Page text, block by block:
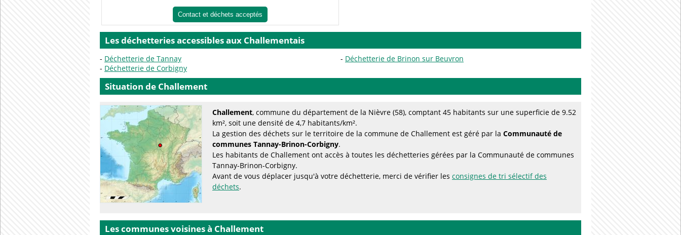
Contact et déchets acceptés
Les déchetteries accessibles aux Challementais
Déchetterie de Tannay
Déchetterie de Brinon sur Beuvron
Déchetterie de Corbigny
Situation de Challement
Challement, commune du département de la Nièvre (58), comptant 45 habitants sur une superficie de 9.52
km², soit une densité de 4,7 habitants/km².
La gestion des déchets sur le territoire de la commune de Challement est géré par la Communauté de
communes Tannay-Brinon-Corbigny.
Les habitants de Challement ont accès à toutes les déchetteries gérées par la Communauté de communes
Tannay-Brinon-Corbigny.
Avant de vous déplacer jusqu'à votre déchetterie, merci de vérifier les consignes de tri sélectif des
déchets.
Les communes voisines à Challement